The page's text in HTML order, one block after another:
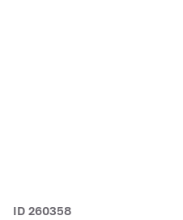
ID 260358